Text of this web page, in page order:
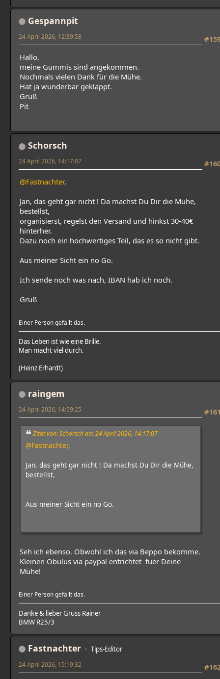
Gespannpit
24 April 2026, 12:39:58
Hallo,
meine Gummis sind angekommen.
Nochmals vielen Dank für die Mühe.
Hat ja wunderbar geklappt.
Gruß
Pit
Schorsch
24 April 2026, 14:17:07
@Fastnachter,
Jan, das geht gar nicht ! Da machst Du Dir die Mühe,
bestellst,
organisierst, regelst den Versand und hinkst 30-40€
hinterher.
Dazu noch ein hochwertiges Teil, das es so nicht gibt.
Aus meiner Sicht ein no Go.
Ich sende noch was nach, IBAN hab ich noch.
Gruß
Einer Person gefällt das.
Das Leben ist wie eine Brille.
Man macht viel durch.
(Heinz Erhardt)
raingem
24 April 2026, 14:59:25
Zitat von: Schorsch am 24 April 2026, 14:17:07
@Fastnachter,
Jan, das geht gar nicht ! Da machst Du Dir die Mühe,
bestellst,
Aus meiner Sicht ein no Go.
Seh ich ebenso. Obwohl ich das via Beppo bekomme.
Kleinen Obulus via paypal entrichtet fuer Deine
Mühe!
Einer Person gefällt das.
Danke & lieber Gruss Rainer
BMW R25/3
Fastnachter Tips-Editor
24 April 2026, 15:19:32